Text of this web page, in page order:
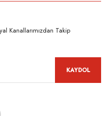
Kanallarımızdan Takip
KAYDOL